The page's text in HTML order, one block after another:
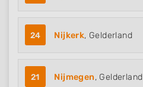
24 Nijkerk, Gelderland
21 Nijmegen, Gelderland